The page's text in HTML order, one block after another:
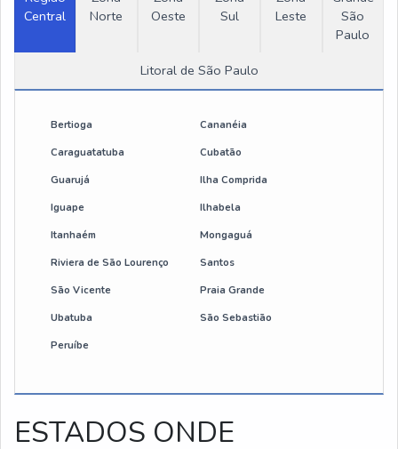
Central
Norte
Oeste
Sul
Leste
São
Paulo
Litoral de São Paulo
Bertioga Cananéia
Caraguatatuba Cubatão
Guarujá Ilha Comprida
Iguape Ilhabela
Itanhaém Mongaguá
Riviera de São Lourenço Santos
São Vicente Praia Grande
Ubatuba São Sebastião
Peruíbe
ESTADOS ONDE